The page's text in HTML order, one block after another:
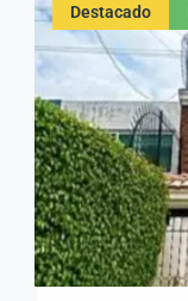
Servicios y
Proximidad a
[…]
Destacado